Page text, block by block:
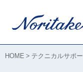
HOME テクニカルサポ